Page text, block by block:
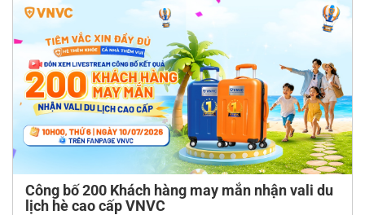
Công bố 200 Khách hàng may mắn nhận vali du
lịch hè cao cấp VNVC